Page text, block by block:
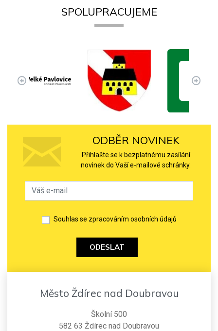
SPOLUPRACUJEME
ODBĚR NOVINEK
Přihlašte se k bezplatnému zasílání
novinek do Vaší e-mailové schránky.
Souhlas se zpracováním osobních údajů
ODESLAT
Město Ždírec nad Doubravou
Školní 500
582 63 Ždírec nad Doubravou